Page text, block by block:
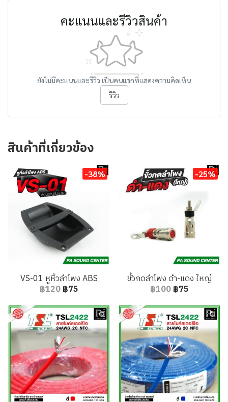
คะแนนและรีวิวสินค้า
ยังไม่มีคะแนนและรีวิว เป็นคนแรกที่แสดงความคิดเห็น
รีวิว
สินค้าที่เกี่ยวข้อง
-38%
VS-01 หูหิ้วลำโพง ABS
฿120 ฿75
-25%
ขั้วกดลำโพง ดำ-แดง ใหญ่
฿100 ฿75